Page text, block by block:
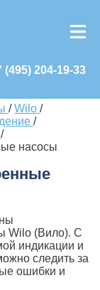
(495) 204-19-33
/Wilo /
/
/
насосы
Wilo (Вило). С
индикации и
следить за
ошибки и